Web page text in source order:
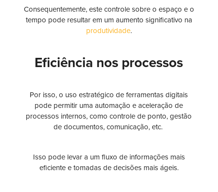
Consequentemente, este controle sobre o espaço e o
tempo pode resultar em um aumento significativo na
produtividade.
Eficiência nos processos
Por isso, o uso estratégico de ferramentas digitais
pode permitir uma automação e aceleração de
processos internos, como controle de ponto, gestão
de documentos, comunicação, etc.
Isso pode levar a um fluxo de informações mais
eficiente e tomadas de decisões mais ágeis.